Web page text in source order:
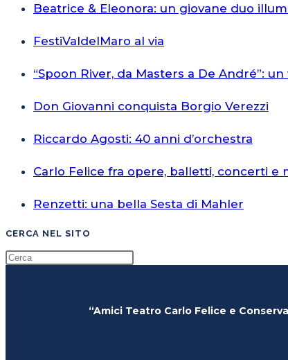
Beatrice & Eleonora: un giovane duo
FestiValdelMaro al via
“Spoon River, da Masters a De André”:
Don Giovanni conquista Borgio Verezzi
Riccardo Agosti: 40 anni d’orchestra
Carlo Felice fra opere, balletti, concerti e
Renzetti: una bella Sesta di Mahler
CERCA NEL SITO
“Amici Teatro Carlo Felice e